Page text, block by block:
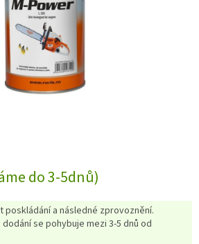
do 3-5dnů)
poskládání a následné zprovoznění.
se pohybuje mezi 3-5 dnů od